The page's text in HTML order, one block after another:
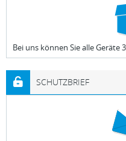
Bei uns können Sie alle Geräte
SCHUTZBRIEF